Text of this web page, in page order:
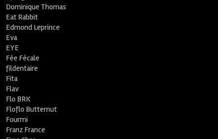
Dominique Thomas
Eat Rabbit
Edmond Leprince
Eva
EYE
Fée Fécale
fildentaire
Fita
Flav
Flo BRK
Floflo Butternut
Fourmi
Franz France